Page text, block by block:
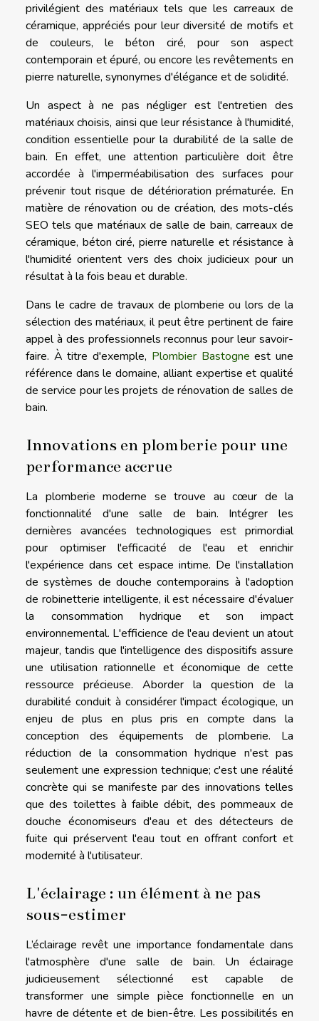
privilégient des matériaux tels que les carreaux de
céramique, appréciés pour leur diversité de motifs et
de couleurs, le béton ciré, pour son aspect
contemporain et épuré, ou encore les revêtements en
pierre naturelle, synonymes d'élégance et de solidité.
Un aspect à ne pas négliger est l'entretien des
matériaux choisis, ainsi que leur résistance à l'humidité,
condition essentielle pour la durabilité de la salle de
bain. En effet, une attention particulière doit être
accordée à l'imperméabilisation des surfaces pour
prévenir tout risque de détérioration prématurée. En
matière de rénovation ou de création, des mots-clés
SEO tels que matériaux de salle de bain, carreaux de
céramique, béton ciré, pierre naturelle et résistance à
l'humidité orientent vers des choix judicieux pour un
résultat à la fois beau et durable.
Dans le cadre de travaux de plomberie ou lors de la
sélection des matériaux, il peut être pertinent de faire
appel à des professionnels reconnus pour leur savoir-
faire. À titre d'exemple, Plombier Bastogne est une
référence dans le domaine, alliant expertise et qualité
de service pour les projets de rénovation de salles de
bain.
Innovations en plomberie pour une
performance accrue
La plomberie moderne se trouve au cœur de la
fonctionnalité d'une salle de bain. Intégrer les
dernières avancées technologiques est primordial
pour optimiser l'efficacité de l'eau et enrichir
l'expérience dans cet espace intime. De l'installation
de systèmes de douche contemporains à l'adoption
de robinetterie intelligente, il est nécessaire d'évaluer
la consommation hydrique et son impact
environnemental. L'efficience de l'eau devient un atout
majeur, tandis que l'intelligence des dispositifs assure
une utilisation rationnelle et économique de cette
ressource précieuse. Aborder la question de la
durabilité conduit à considérer l'impact écologique, un
enjeu de plus en plus pris en compte dans la
conception des équipements de plomberie. La
réduction de la consommation hydrique n'est pas
seulement une expression technique; c'est une réalité
concrète qui se manifeste par des innovations telles
que des toilettes à faible débit, des pommeaux de
douche économiseurs d'eau et des détecteurs de
fuite qui préservent l'eau tout en offrant confort et
modernité à l'utilisateur.
L'éclairage : un élément à ne pas
sous-estimer
L’éclairage revêt une importance fondamentale dans
l'atmosphère d'une salle de bain. Un éclairage
judicieusement sélectionné est capable de
transformer une simple pièce fonctionnelle en un
havre de détente et de bien-être. Les possibilités en